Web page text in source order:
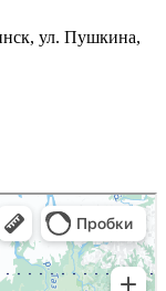
ул. Пушкина,